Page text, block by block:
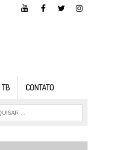
TB CONTATO